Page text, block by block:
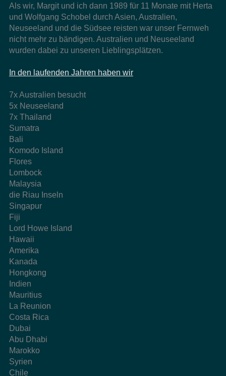
Als wir, Margit und ich dann 1989 für 11 Monate mit Herta
und Wolfgang Schobel durch Asien, Australien,
Neuseeland und die Südsee reisten war unser Fernweh
nicht mehr zu bändigen. Australien und Neuseeland
wurden dabei zu unseren Lieblingsplätzen.
In den laufenden Jahren haben wir
7x Australien besucht
5x Neuseeland
7x Thailand
Sumatra
Bali
Komodo Island
Flores
Lombock
Malaysia
die Riau Inseln
Singapur
Fiji
Lord Howe Island
Hawaii
Amerika
Kanada
Hongkong
Indien
Mauritius
La Reunion
Costa Rica
Dubai
Abu Dhabi
Marokko
Syrien
Chile